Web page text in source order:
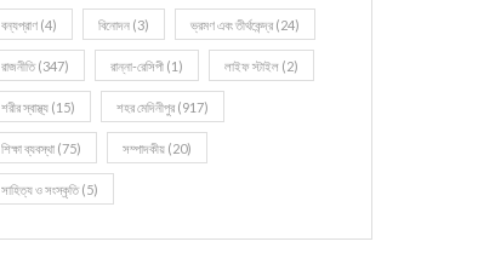
বন্যপ্রাণ (4) বিনোদন (3) ভ্রমণ এবং তীর্থকেন্দ্র (24)
রাজনীতি(347) রান্না-রেসিপী (1) লাইফ স্টাইল (2)
শরীর স্বাস্থ্য (15) শহর মেদিনীপুর (917)
শিক্ষা ব্যবস্থা (75) সম্পাদকীয় (20)
সাহিত্য ও সংস্কৃতি(5)